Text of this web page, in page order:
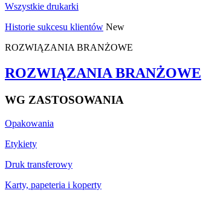
Wszystkie drukarki
Historie sukcesu klientów New
ROZWIĄZANIA BRANŻOWE
ROZWIĄZANIA BRANŻOWE
WG ZASTOSOWANIA
Opakowania
Etykiety
Druk transferowy
Karty, papeteria i koperty